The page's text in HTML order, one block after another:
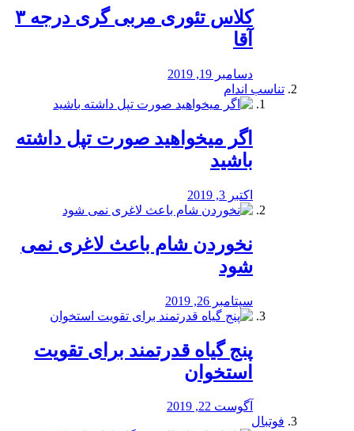
کلاس تئوری مربی گری درجه ۳
آقا
دسامبر 19, 2019
تناسب اندام
اگر میخواهید صورت تپل داشته
باشید
اکتبر 3, 2019
نخوردن شام باعث لاغری نمی
‌شود
سپتامبر 26, 2019
پنج گیاه قدرتمند برای تقویت
استخوان
آگوست 22, 2019
فوتبال